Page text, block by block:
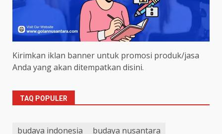
Kirimkan iklan banner untuk promosi produk/jasa
Anda yang akan ditempatkan disini.
TAQ POPULER
budaya indonesia
budaya nusantara